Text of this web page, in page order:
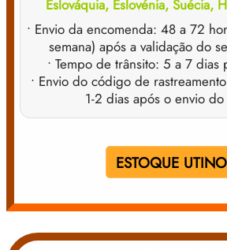
Eslováquia, Eslovénia, Suécia,
• Envio da encomenda: 48 a 72
semana) após a validação do
• Tempo de trânsito: 5 a 7 dias
• Envio do código de
1-2 dias após o envio
ESTOQUE